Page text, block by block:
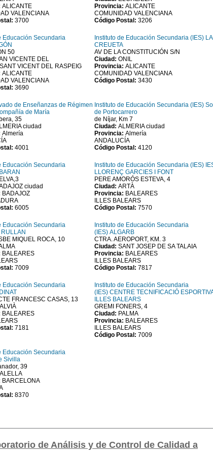
ALICANTE
VALENCIANA
3700
Provincia: ALICANTE
COMUNIDAD VALENCIANA
Código Postal: 3206
Educación Secundaria
50
VICENTE DEL
VICENT DEL RASPEIG
ALICANTE
VALENCIANA
3690
Instituto de Educación Secundaria (IES) LA
CREUETA
AV DE LA CONSTITUCIÓN S/N
Ciudad: ONIL
Provincia: ALICANTE
COMUNIDAD VALENCIANA
Código Postal: 3430
de Enseñanzas de Régimen
de María
35
ciudad
Almería
4001
Instituto de Educación Secundaria (IES)
de Portocarrero
de Níjar, Km 7
Ciudad: ALMERIA ciudad
Provincia: Almería
ANDALUCÍA
Código Postal: 4120
Educación Secundaria
ciudad
BADAJOZ
6005
Instituto de Educación Secundaria (IES)
LLORENÇ GARCIES I FONT
PERE AMORÓS ESTEVA, 4
Ciudad: ARTÀ
Provincia: BALEARES
ILLES BALEARS
Código Postal: 7570
Educación Secundaria
MIQUEL ROCA, 10
BALEARES
7009
Instituto de Educación Secundaria
(IES) ALGARB
CTRA. AEROPORT, KM. 3
Ciudad: SANT JOSEP DE SA TALAIA
Provincia: BALEARES
ILLES BALEARS
Código Postal: 7817
Educación Secundaria
FRANCESC CASAS, 13
BALEARES
7181
Instituto de Educación Secundaria
(IES) CENTRE TECNIFICACIÓ
ILLES BALEARS
GREMI FONERS, 4
Ciudad: PALMA
Provincia: BALEARES
ILLES BALEARS
Código Postal: 7009
Educación Secundaria
Sivilla
39
BARCELONA
8370
de Análisis y de Control de Calidad a